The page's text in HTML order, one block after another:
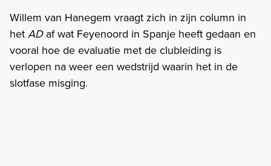
Willem van Hanegem vraagt zich in zijn column in
hetADaf wat Feyenoord in Spanje heeft gedaan en
vooral hoe de evaluatie met de clubleiding is
verlopen na weer een wedstrijd waarin het in de
slotfase misging.